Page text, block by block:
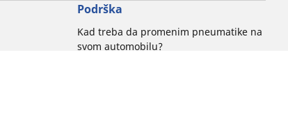
Podrška
Kad treba da promenim pneumatike na
svom automobilu?